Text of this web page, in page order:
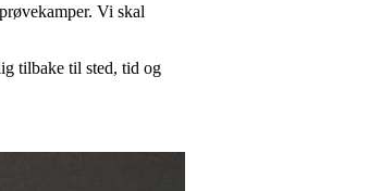
Vi skal
tilbake til sted, tid og